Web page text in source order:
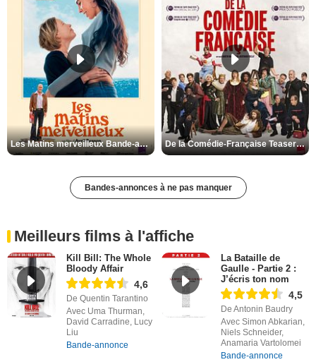
Les Matins merveilleux Bande-annonce VF De la Comédie-Française Teaser VF
Bandes-annonces à ne pas manquer
Meilleurs films à l'affiche
Kill Bill: The Whole
Bloody Affair
4,6
De Quentin Tarantino
Avec Uma Thurman,
David Carradine, Lucy
Liu
Bande-annonce
La Bataille de
Gaulle - Partie 2 :
J’écris ton nom
4,5
De Antonin Baudry
Avec Simon Abkarian,
Niels Schneider,
Anamaria Vartolomei
Bande-annonce